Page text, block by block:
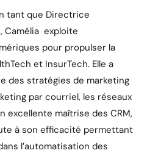
tant que Directrice
Camélia exploite
pour propulser la
et InsurTech. Elle a
des stratégies de marketing
par courriel, les réseaux
excellente maîtrise des CRM,
à son efficacité permettant
l’automatisation des